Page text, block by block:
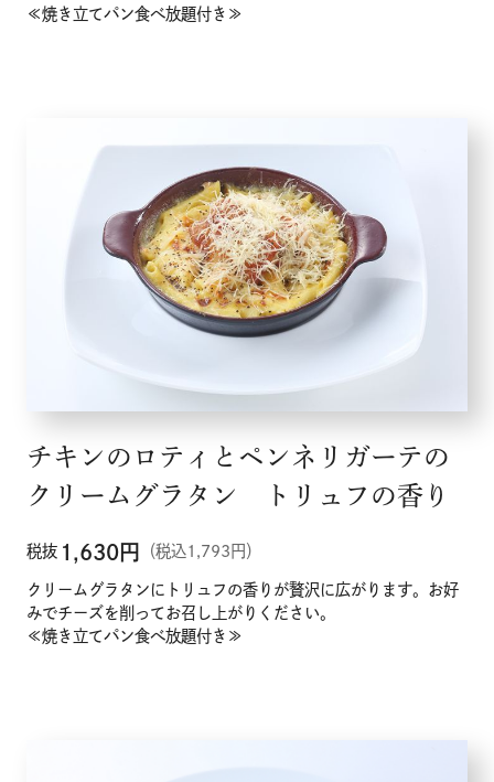
≪焼き立てパン食べ放題付き≫
チキンのロティとペンネリガーテの
クリームグラタン トリュフの香り
税抜 1,630円 （税込1,793円）
クリームグラタンにトリュフの香りが贅沢に広がります。お好
みでチーズを削ってお召し上がりください。
≪焼き立てパン食べ放題付き≫